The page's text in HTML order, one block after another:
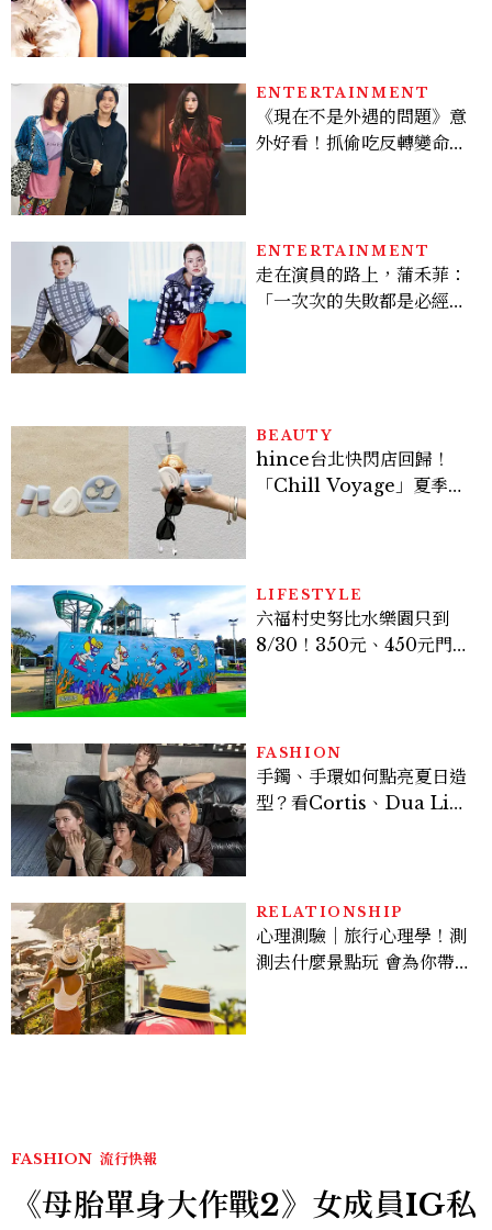
ENTERTAINMENT
《現在不是外遇的問題》意
外好看！抓偷吃反轉變命
看點懶人包
ENTERTAINMENT
走在演員的路上，蒲禾菲：
「一次次的失敗都是必經過
BEAUTY
hince台北快閃店回歸！
「Chill Voyage」夏季限
LIFESTYLE
六福村史努比水樂園只到
8/30！350元、450元門票
FASHION
手鐲、手環如何點亮夏日造
型？看Cortis、Dua Lip
RELATIONSHIP
心理測驗｜旅行心理學！測
測去什麼景點玩 會為你帶來
FASHION 流行快報
《母胎單身大作戰2》女成員IG私